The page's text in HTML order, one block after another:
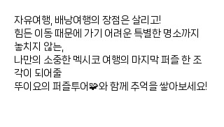
자유여행, 배낭여행의 장점은 살리고!
힘든 이동 때문에 가기 어려운 특별한 명소까지
놓치지 않는,
나만의 소중한 멕시코 여행의 마지막 퍼즐 한 조
각이 되어줄
뚜이요의 퍼즐투어🧩와 함께 추억을 쌓아보세요!